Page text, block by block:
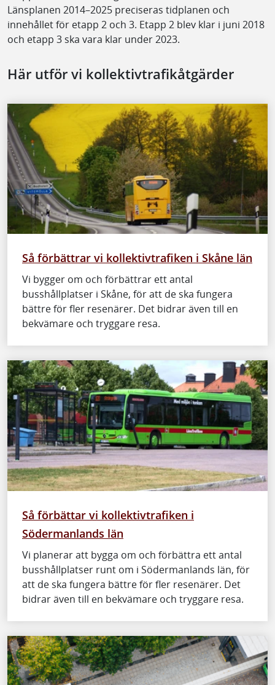
Länsplanen 2014–2025 preciseras tidplanen och
innehållet för etapp 2 och 3. Etapp 2 blev klar i juni 2018
och etapp 3 ska vara klar under 2023.
Här utför vi kollektivtrafikåtgärder
Så förbättrar vi kollektivtrafiken i Skåne län
Vi bygger om och förbättrar ett antal
busshållplatser i Skåne, för att de ska fungera
bättre för fler resenärer. Det bidrar även till en
bekvämare och tryggare resa.
Så förbättar vi kollektivtrafiken i
Södermanlands län
Vi planerar att bygga om och förbättra ett antal
busshållplatser runt om i Södermanlands län, för
att de ska fungera bättre för fler resenärer. Det
bidrar även till en bekvämare och tryggare resa.